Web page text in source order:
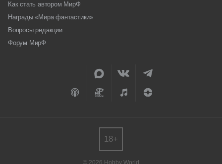
Как стать автором МирФ
Награды «Мира фантастики»
Вопросы редакции
Форум МирФ
© 2026 Hobby World
18+